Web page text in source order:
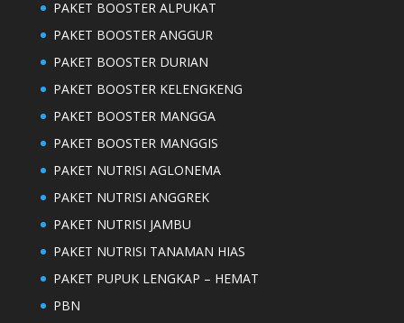
PAKET BOOSTER ALPUKAT
PAKET BOOSTER ANGGUR
PAKET BOOSTER DURIAN
PAKET BOOSTER KELENGKENG
PAKET BOOSTER MANGGA
PAKET BOOSTER MANGGIS
PAKET NUTRISI AGLONEMA
PAKET NUTRISI ANGGREK
PAKET NUTRISI JAMBU
PAKET NUTRISI TANAMAN HIAS
PAKET PUPUK LENGKAP – HEMAT
PBN